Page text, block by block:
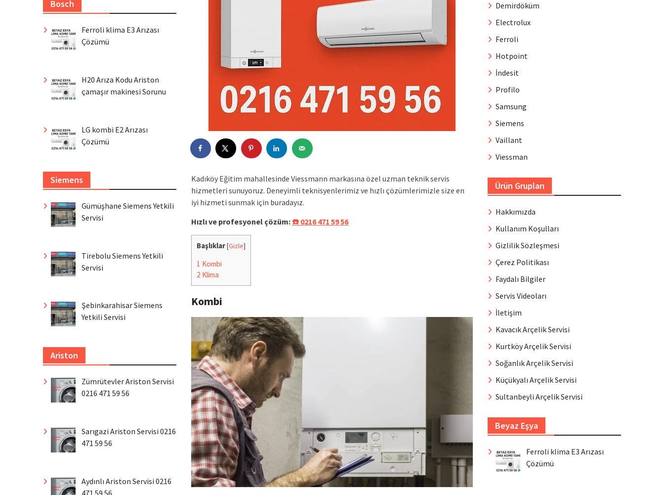
Kadıköy Eğitim mahallesinde Viessmann markasına özel uzman teknik servis
hizmetleri sunuyoruz. Deneyimli teknisyenlerimiz ve hızlı çözümlerimizle size en
iyi hizmeti sunmak için buradayız.
Hızlı ve profesyonel çözüm:☎️ 0216 471 59 56
Başlıklar[Gizle]
1 Kombi
2 Klima
Kombi
Demirdöküm
Electrolux
Ferroli
Hotpoint
İndesit
Profilo
Samsung
Siemens
Vaillant
Viessman
Ürün Grupları
Hakkımızda
Kullanım Koşulları
Gizlilik Sözleşmesi
Çerez Politikası
Faydalı Bilgiler
Servis Videoları
İletişim
Kavacık Arçelik Servisi
Kurtköy Arçelik Servisi
Soğanlık Arçelik Servisi
Küçükyalı Arçelik Servisi
Sultanbeyli Arçelik Servisi
Beyaz Eşya
Ferroli klima E3 Arızası
Çözümü
Bosch
Ferroli klima E3 Arızası
Çözümü
H20 Arıza Kodu Ariston
çamaşır makinesi Sorunu
LG kombi E2 Arızası
Çözümü
Siemens
Gümüşhane Siemens Yetkili
Servisi
Tirebolu Siemens Yetkili
Servisi
Şebinkarahisar Siemens
Yetkili Servisi
Ariston
Zümrütevler Ariston Servisi
0216 471 59 56
Sarıgazi Ariston Servisi 0216
471 59 56
Aydınlı Ariston Servisi 0216
471 59 56